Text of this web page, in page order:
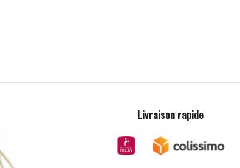
Livraison rapide